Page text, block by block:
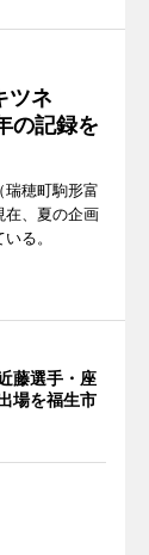
ツネ
の記録を
瑞穂町駒形富
、夏の企画
る。
藤選手・座
場を福生市